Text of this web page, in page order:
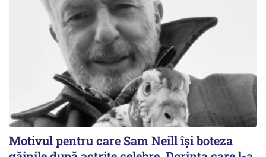
Motivul pentru care Sam Neill își boteza